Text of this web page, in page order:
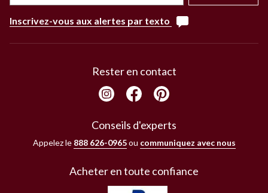
Inscrivez-vous aux alertes par texto
Rester en contact
Conseils d'experts
Appelez le 888 626-0965ou communiquez avec nous
Acheter en toute confiance